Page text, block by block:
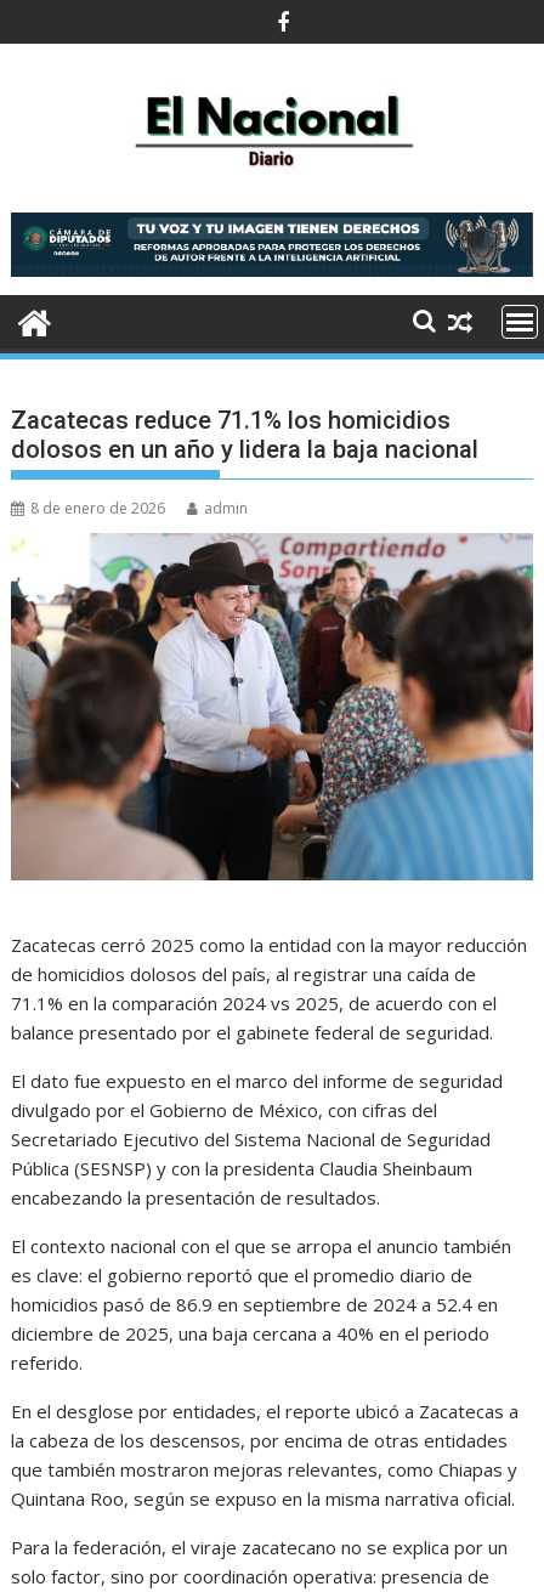
al
Zacatecas reduce 71.1% los homicidios
dolosos en un año y lidera la baja nacional
8 de enero de 2026 admin
Zacatecas cerró 2025 como la entidad con la mayor reducción
de homicidios dolosos del país, al registrar una caída de
71.1% en la comparación 2024 vs 2025, de acuerdo con el
balance presentado por el gabinete federal de seguridad.
El dato fue expuesto en el marco del informe de seguridad
divulgado por el Gobierno de México, con cifras del
Secretariado Ejecutivo del Sistema Nacional de Seguridad
Pública (SESNSP) y con la presidenta Claudia Sheinbaum
encabezando la presentación de resultados.
El contexto nacional con el que se arropa el anuncio también
es clave: el gobierno reportó que el promedio diario de
homicidios pasó de 86.9 en septiembre de 2024 a 52.4 en
diciembre de 2025, una baja cercana a 40% en el periodo
referido.
En el desglose por entidades, el reporte ubicó a Zacatecas a
la cabeza de los descensos, por encima de otras entidades
que también mostraron mejoras relevantes, como Chiapas y
Quintana Roo, según se expuso en la misma narrativa oficial.
Para la federación, el viraje zacatecano no se explica por un
solo factor, sino por coordinación operativa: presencia de